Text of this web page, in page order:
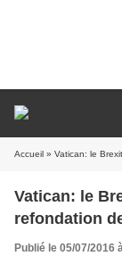
Accueil » Vatican: le
Vatican: le
refondation
Publié le 05/07/2016